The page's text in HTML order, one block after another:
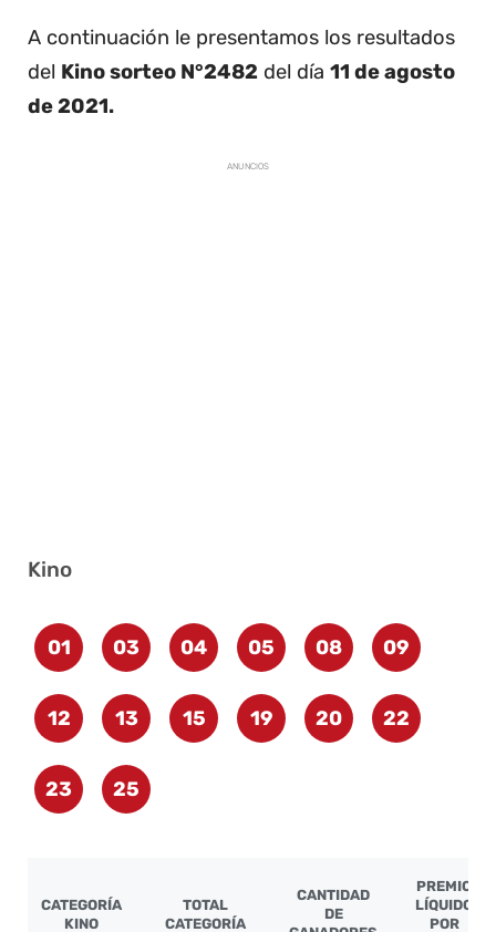
A continuación le presentamos los resultados
del Kino sorteo N°2482 del día 11 de agosto
de 2021.
ANUNCIOS
Kino
01 03 04 05 08 09
12 13 15 19 20 22
23 25
CATEGORÍA
KINO
TOTAL
CATEGORÍA
CANTIDAD
DE
PREMIO
LÍQUIDO
POR